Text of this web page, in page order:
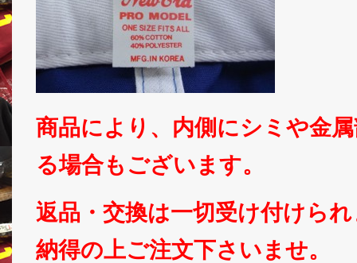
商品により、内側にシミや金
る場合もございます。
返品・交換は一切受け付けら
納得の上ご注文下さいませ。